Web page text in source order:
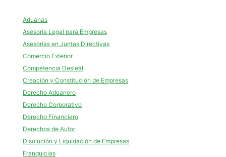
Aduanas
Asesoría Legal para Empresas
Asesorías en Juntas Directivas
Comercio Exterior
Competencia Desleal
Creación y Constitución de Empresas
Derecho Aduanero
Derecho Corporativo
Derecho Financiero
Derechos de Autor
Disolución y Liquidación de Empresas
Franquicias